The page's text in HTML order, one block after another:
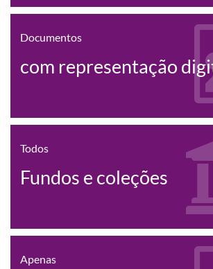
Documentos
com representação
Todos
Fundos e coleções
Apenas